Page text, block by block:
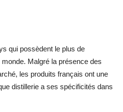
qui possèdent le plus de
Malgré la présence des
les produits français ont une
distillerie a ses spécificités dans